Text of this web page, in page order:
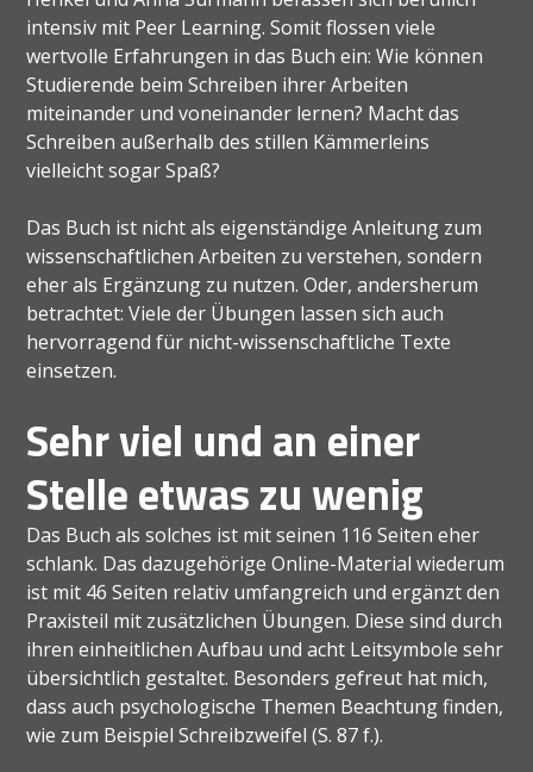
intensiv mit Peer Learning. Somit flossen viele
wertvolle Erfahrungen in das Buch ein: Wie können
Studierende beim Schreiben ihrer Arbeiten
miteinander und voneinander lernen? Macht das
Schreiben außerhalb des stillen Kämmerleins
vielleicht sogar Spaß?
Das Buch ist nicht als eigenständige Anleitung zum
wissenschaftlichen Arbeiten zu verstehen, sondern
eher als Ergänzung zu nutzen. Oder, andersherum
betrachtet: Viele der Übungen lassen sich auch
hervorragend für nicht-wissenschaftliche Texte
einsetzen.
Sehr viel und an einer
Stelle etwas zu wenig
Das Buch als solches ist mit seinen 116 Seiten eher
schlank. Das dazugehörige Online-Material wiederum
ist mit 46 Seiten relativ umfangreich und ergänzt den
Praxisteil mit zusätzlichen Übungen. Diese sind durch
ihren einheitlichen Aufbau und acht Leitsymbole sehr
übersichtlich gestaltet. Besonders gefreut hat mich,
dass auch psychologische Themen Beachtung finden,
wie zum Beispiel Schreibzweifel (S. 87 f.).